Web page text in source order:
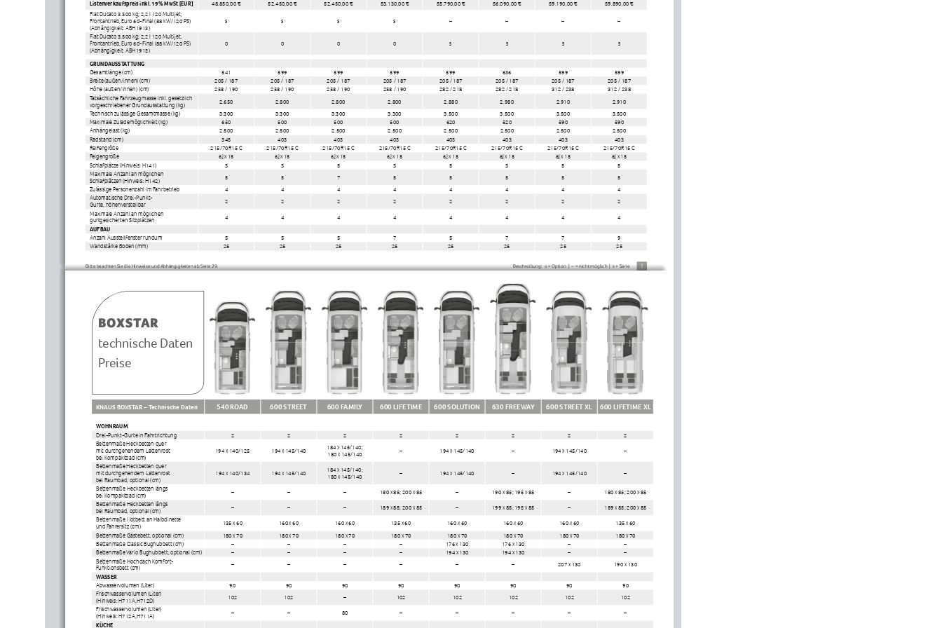
3
Bitte beachten Sie die Hinweise und Abhängigkeiten ab Seite 29.
Listenverkaufspreis inkl. 19% MwSt [EUR] 48.850,00 € 52.450,00 € 52.450,00 € 53.130,00 € 55.790,00 € 56.090,00 € 59.190,00 €
59.890,00 €
Fiat Ducato 3.300 kg; 2,2 l 120 Multijet;
Frontantrieb, Euro 6d-Final (88 kW/120 PS)
(Abhängigkeit: ABH1913)
s s s s
Fiat Ducato 3.500 kg; 2,2 l 120 Multijet,
Frontantrieb, Euro 6d-Final (88 kW/120 PS)
(Abhängigkeit: ABH1913)
o o o o s s s s
GRUNDAUSSTATTUNG
Gesamtlänge (cm)
541 599 599 599 599 636 599
599
Breite (außen/innen) (cm)
205 / 187 205 / 187 205 / 187 205 / 187 205 / 187 205 / 187 205 / 187
205 / 187
Höhe (außen/innen) (cm)
258 / 190 258 / 190 258 / 190 258 / 190 282 / 218 282 / 218 312 / 238
312 / 238
Tatsächliche Fahrzeugmasse inkl. gesetzlich
vorgeschriebener Grundausstattung (kg)
2.650 2.800 2.800 2.800 2.880 2.980 2.910
2.910
Technisch zulässige Gesamtmasse (kg)
3.300 3.300 3.300 3.300 3.500 3.500 3.500
3.500
Maximale Zulademöglichkeit (kg)
650 500 500 500 620 520 590
590
Anhängelast (kg)
2.500 2.500 2.500 2.500 2.500 2.500 2.500
2.500
Radstand (cm)
345 403 403 403 403 403 403
403
Reifengröße
215/70R15 C 215/70R15 C 215/70R15 C 215/70R15 C 215/70R15 C 215/70R15 C 215/70R15 C
215/70R15 C
Felgengröße
6J x 15 6J x 15 6J x 15 6J x 15 6J x 15 6J x 15 6J x 15
6J x 15
Schlafplätze (Hinweis: H141)
3 3 5 3 5 3 5
5
Maximale Anzahl an möglichen
Schlafplätzen (Hinweis: H142)
5 5 7 5 5 5 5
5
Zulässige Personenzahl im Fahrbetrieb
4 4 4 4 4 4 4
4
Automatische Drei-Punkt-
Gurte, höhenverstellbar
2 2 2 2 2 2 2
2
Maximale Anzahl an möglichen
gurtgesicherten Sitzplätzen
4 4 4 4 4 4 4
4
AUFBAU
Anzahl Ausstellfenster rundum
5 5 5 7 5 7 7
9
Wandstärke Boden (mm)
25 25 25 25 25 25 25 25
Beschreibung:  o = Option  |  – = nicht möglich  |  s = Serie
KNAUS BOXSTAR – Technische Daten 540 ROAD 600 STREET 600 FAMILY 600 LIFETIME 600 SOLUTION 630 FREEWAY 600 STREET XL 600 LIFETIME XL
WOHNRAUM
Drei-Punkt-Gurte in Fahrtrichtung
2 2 2 2 2 2 2
2
Bettenmaße Heckbetten quer
mit durchgehendem Lattenrost
bei Kompaktbad (cm)
194 x 140/125 194 x 145/140
184 x 145/140;
180 x 145/140
194 x 145/140 194 x 145/140
Bettenmaße Heckbetten quer
mit durchgehendem Lattenrost
bei Raumbad, optional (cm)
194 x 140/134 194 x 145/140
184 x 145/140;
180 x 145/140
194 x 145/140 194 x 145/140
Bettenmaße Heckbetten längs
bei Kompaktbad (cm)
– – – 180 x 85; 200 x 85 – 190 x 85; 195 x 85 –
180 x 85; 200 x 85
Bettenmaße Heckbetten längs
bei Raumbad, optional (cm)
– – – 189 x 85; 200 x 85 – 199 x 85; 195 x 85 –
189 x 85; 200 x 85
Bettenmaße Notbett an Halbdinette
und Fahrersitz (cm)
135 x 60 160 x 60 160 x 60 135 x 60 160 x 60 160 x 60 160 x 60
135 x 60
Bettenmaße Gästebett, optional (cm)
180 x 70 180 x 70 180 x 70 180 x 70 180 x 70 180 x 70 180 x 70
180 x 70
Bettenmaße Classic Bughubbett (cm)
176 x 130 176 x 130
Bettenmaße Vario Bughubbett, optional (cm)
– – – – 194 x 130 194 x 130 –
–
Bettenmaße Hochdach Komfort-
Funktionsbett (cm)
– – – – – – 207 x 130
190 x 130
WASSER
Abwasservolumen (Liter)
90 90 90 90 90 90 90
90
Frischwasservolumen (Liter)
(Hinweis: H711A,H712D)
102 102 – 102 102 102 102
102
Frischwasservolumen (Liter)
(Hinweis: H712A,H711A)
– – 80 – – – –
–
KÜCHE
BOXSTAR
technische Daten
Preise